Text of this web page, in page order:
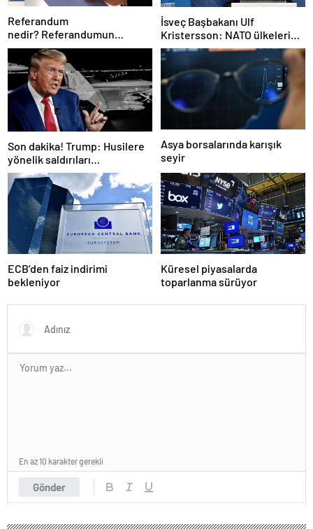
Referandum
nedir? Referandumun
yapılma nedenleri
İsveç Başbakanı Ulf
Kristersson: NATO ülkeleri
savunma harcamalarını
artıracak
Son dakika! Trump: Husilere
yönelik saldırıları
durduruyoruz
Asya borsalarında karışık
seyir
ECB’den faiz indirimi
bekleniyor
Küresel piyasalarda
toparlanma sürüyor
Gönder
En az 10 karakter gerekli